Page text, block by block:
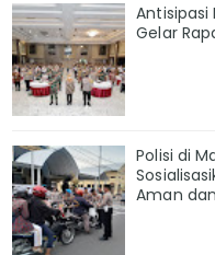
Antisipasi
Gelar
Polisi di
Aman